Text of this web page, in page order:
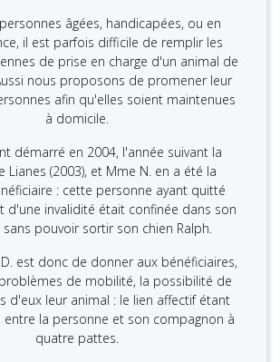
âgées, handicapées, ou en
il est parfois difficile de remplir les
de prise en charge d'un animal de
nous proposons de promener leur
afin qu'elles soient maintenues
à domicile.
démarré en 2004, l'année suivant la
Lianes (2003), et Mme N. en a été la
: cette personne ayant quitté
d'une invalidité était confinée dans son
pouvoir sortir son chien Ralph.
est donc de donner aux bénéficiaires,
de mobilité, la possibilité de
d'eux leur animal : le lien affectif étant
entre la personne et son compagnon à
quatre pattes.